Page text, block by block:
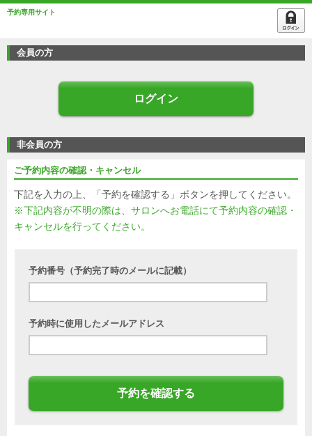
予約専用サイト
会員の方
ログイン
非会員の方
ご予約内容の確認・キャンセル
下記を入力の上、「予約を確認する」ボタンを押してください。
※下記内容が不明の際は、サロンへお電話にて予約内容の確認・
キャンセルを行ってください。
予約番号（予約完了時のメールに記載）
予約時に使用したメールアドレス
予約を確認する